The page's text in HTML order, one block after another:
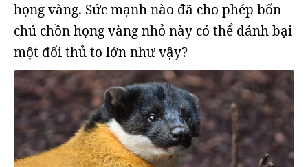
họng vàng. Sức mạnh nào đã cho phép bốn
chú chồn họng vàng nhỏ này có thể đánh bại
một đối thủ to lớn như vậy?